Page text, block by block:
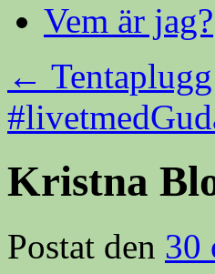
Vem är jag?
←
Kristna
Postat den 30